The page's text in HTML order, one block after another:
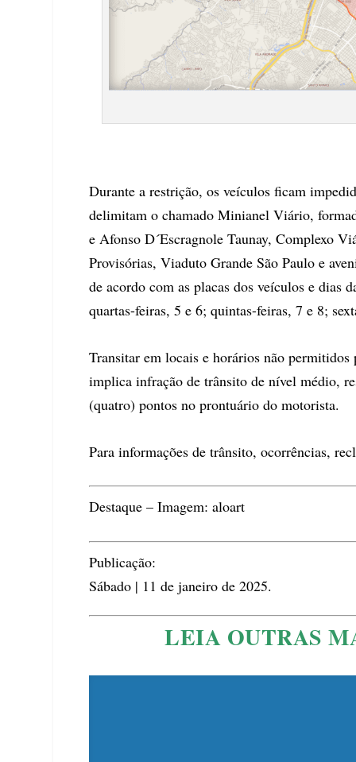
Durante a restrição, os veículos ficam
delimitam o chamado Minianel Viário,
e Afonso D´Escragnole Taunay, Complexo
Provisórias, Viaduto Grande São Paulo e
de acordo com as placas dos veículos e dias
quartas-feiras, 5 e 6; quintas-feiras, 7 e 8;
Transitar em locais e horários não
implica infração de trânsito de nível médio,
(quatro) pontos no prontuário do motorista.
Para informações de trânsito, ocorrências,
Destaque – Imagem: aloart
Publicação:
Sábado | 11 de janeiro de 2025.
LEIA OUTRAS